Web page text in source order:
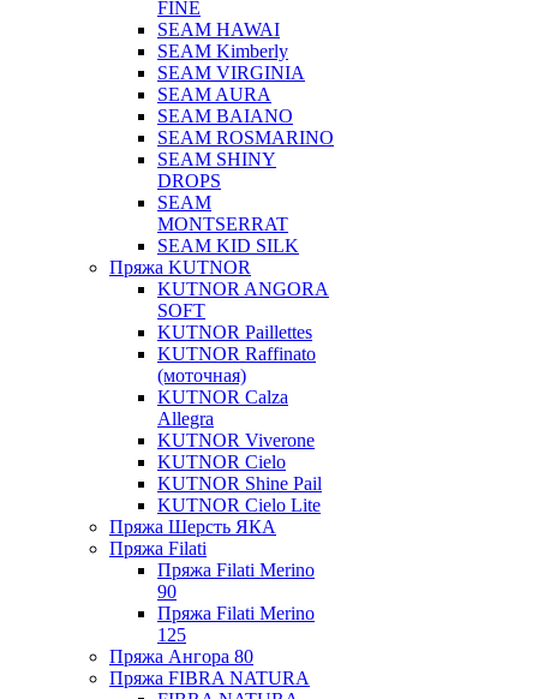
FINE
SEAM HAWAI
SEAM Kimberly
SEAM VIRGINIA
SEAM AURA
SEAM BAIANO
SEAM ROSMARINO
SEAM SHINY
DROPS
SEAM
MONTSERRAT
SEAM KID SILK
Пряжа KUTNOR
KUTNOR ANGORA
SOFT
KUTNOR Paillettes
KUTNOR Raffinato
(моточная)
KUTNOR Calza
Allegra
KUTNOR Viverone
KUTNOR Cielo
KUTNOR Shine Pail
KUTNOR Cielo Lite
Пряжа Шерсть ЯКА
Пряжа Filati
Пряжа Filati Merino
90
Пряжа Filati Merino
125
Пряжа Ангора 80
Пряжа FIBRA NATURA